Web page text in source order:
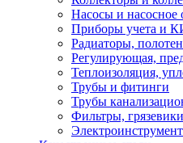
Насосы и насосное
Приборы учета и
Радиаторы,
Регулирующая,
Теплоизоляция,
Трубы и фитинги
Трубы
Фильтры,